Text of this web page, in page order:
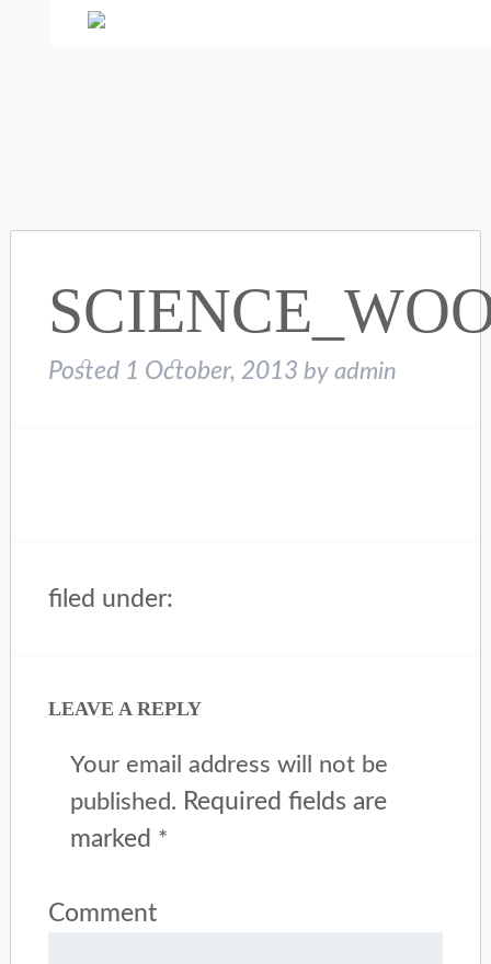
Posted 1 October, 2013 by admin
filed under:
LEAVE A REPLY
Your email address will not be
published. Required fields are
marked *
Comment